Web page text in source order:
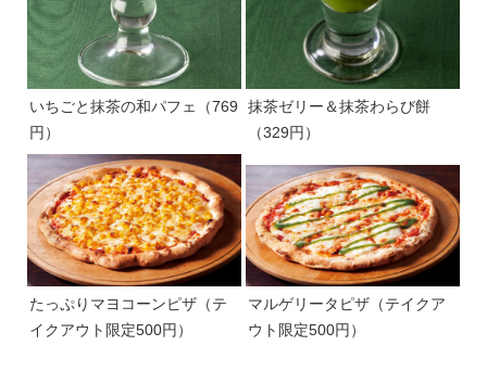
いちごと抹茶の和パフェ（769
円）
抹茶ゼリー＆抹茶わらび餅
（329円）
たっぷりマヨコーンピザ（テ
イクアウト限定500円）
マルゲリータピザ（テイクア
ウト限定500円）